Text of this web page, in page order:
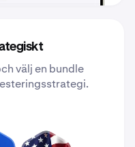
välj en bundle